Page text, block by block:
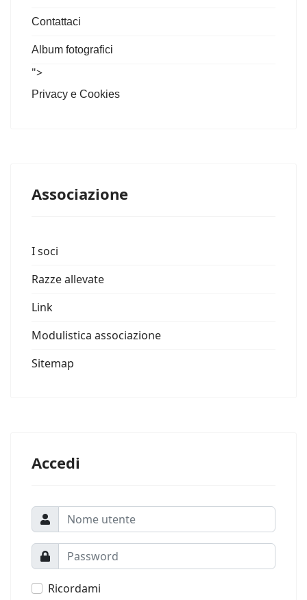
Contattaci
Album fotografici
">
Privacy e Cookies
Associazione
I soci
Razze allevate
Link
Modulistica associazione
Sitemap
Accedi
Ricordami